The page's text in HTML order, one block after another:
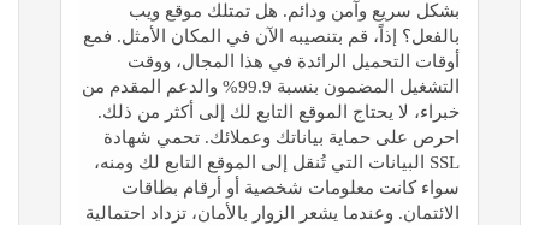
بشكل سريع وآمن ودائم. هل تمتلك موقع ويب
بالفعل؟ إذاً، قم بتنصيبه الآن في المكان الأمثل. فمع
أوقات التحميل الرائدة في هذا المجال، ووقت
التشغيل المضمون بنسبة 99.9% والدعم المقدم من
خبراء، لا يحتاج الموقع التابع لك إلى أكثر من ذلك.
احرص على حماية بياناتك وعملائك. تحمي شهادة
SSL البيانات التي تُنقل إلى الموقع التابع لك ومنه،
سواء كانت معلومات شخصية أو أرقام بطاقات
الائتمان. وعندما يشعر الزوار بالأمان، تزداد احتمالية